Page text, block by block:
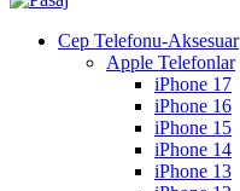
Cep Telefonu-Aksesuar
Apple Telefonlar
iPhone 17
iPhone 16
iPhone 15
iPhone 14
iPhone 13